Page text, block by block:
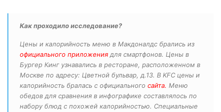
Как проходило исследование?
Цены и калорийность меню в Макдоналдс брались из
официального приложениядля смартфонов. Цены в
Бургер Кинг узнавались в ресторане, расположенном в
Москве по адресу: Цветной бульвар, д.13. В KFC цены и
калорийность бралась с официального сайта. Меню
обедов для сравнения в инфографике составлялось по
набору блюд с похожей калорийностью. Специальные